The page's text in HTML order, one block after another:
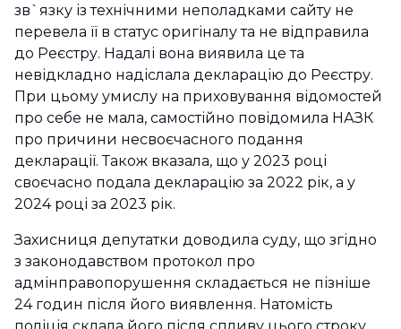
зв`язку із технічними неполадками сайту не
перевела її в статус оригіналу та не відправила
до Реєстру. Надалі вона виявила це та
невідкладно надіслала декларацію до Реєстру.
При цьому умислу на приховування відомостей
про себе не мала, самостійно повідомила НАЗК
про причини несвоєчасного подання
декларації. Також вказала, що у 2023 році
своєчасно подала декларацію за 2022 рік, а у
2024 році за 2023 рік.
Захисниця депутатки доводила суду, що згідно
з законодавством протокол про
адмінправопорушення складається не пізніше
24 годин після його виявлення. Натомість